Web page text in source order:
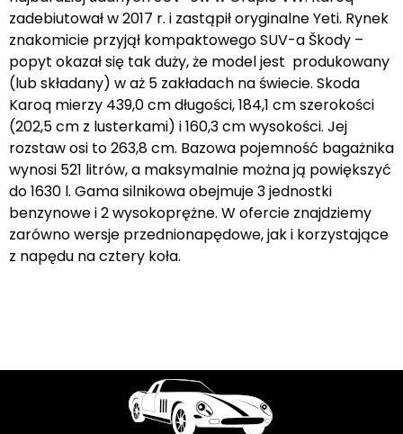
zadebiutował w 2017 r. i zastąpił oryginalne Yeti. Rynek
znakomicie przyjął kompaktowego SUV-a Škody –
popyt okazał się tak duży, że model jest produkowany
(lub składany) w aż 5 zakładach na świecie. Skoda
Karoq mierzy 439,0 cm długości, 184,1 cm szerokości
(202,5 cm z lusterkami) i 160,3 cm wysokości. Jej
rozstaw osi to 263,8 cm. Bazowa pojemność bagażnika
wynosi 521 litrów, a maksymalnie można ją powiększyć
do 1630 l. Gama silnikowa obejmuje 3 jednostki
benzynowe i 2 wysokoprężne. W ofercie znajdziemy
zarówno wersje przednionapędowe, jak i korzystające
z napędu na cztery koła.